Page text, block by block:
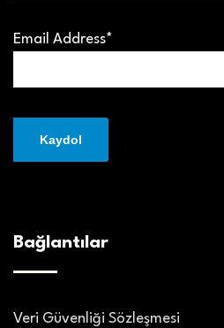
Email Address*
Bağlantılar
Veri Güvenliği Sözleşmesi